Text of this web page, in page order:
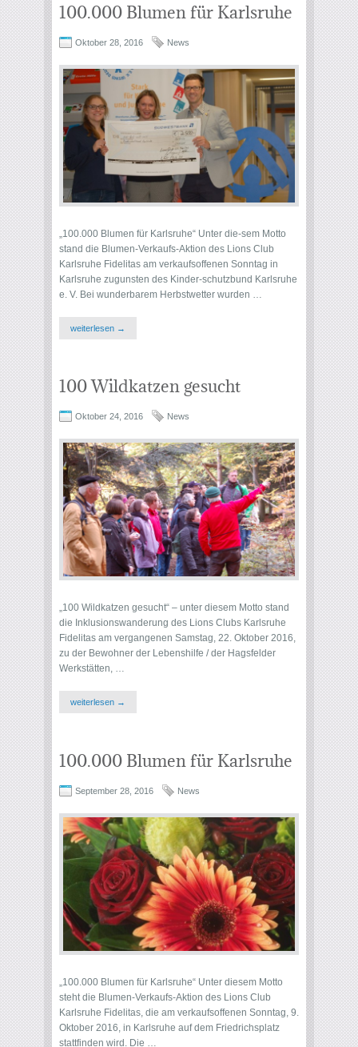
100.000 Blumen für Karlsruhe
Oktober 28, 2016 News
„100.000 Blumen für Karlsruhe“ Unter die-sem Motto
stand die Blumen-Verkaufs-Aktion des Lions Club
Karlsruhe Fidelitas am verkaufsoffenen Sonntag in
Karlsruhe zugunsten des Kinder-schutzbund Karlsruhe
e. V. Bei wunderbarem Herbstwetter wurden …
weiterlesen →
100 Wildkatzen gesucht
Oktober 24, 2016 News
„100 Wildkatzen gesucht“ – unter diesem Motto stand
die Inklusionswanderung des Lions Clubs Karlsruhe
Fidelitas am vergangenen Samstag, 22. Oktober 2016,
zu der Bewohner der Lebenshilfe / der Hagsfelder
Werkstätten, …
weiterlesen →
100.000 Blumen für Karlsruhe
September 28, 2016 News
„100.000 Blumen für Karlsruhe“ Unter diesem Motto
steht die Blumen-Verkaufs-Aktion des Lions Club
Karlsruhe Fidelitas, die am verkaufsoffenen Sonntag, 9.
Oktober 2016, in Karlsruhe auf dem Friedrichsplatz
stattfinden wird. Die …